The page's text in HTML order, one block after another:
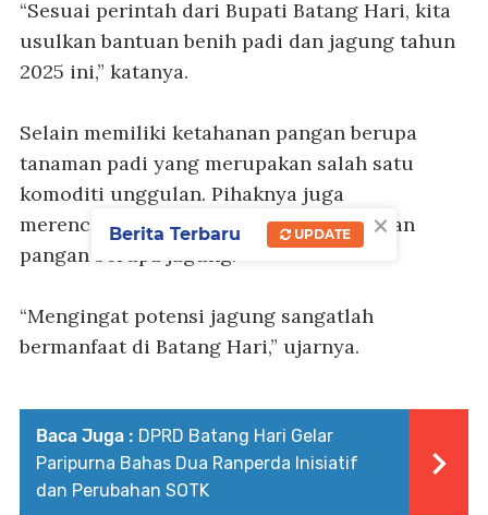
“Sesuai perintah dari Bupati Batang Hari, kita
usulkan bantuan benih padi dan jagung tahun
2025 ini,” katanya.
Selain memiliki ketahanan pangan berupa
tanaman padi yang merupakan salah satu
komoditi unggulan. Pihaknya juga
merencanakan untuk menambah tanaman
pangan berupa jagung.
“Mengingat potensi jagung sangatlah
bermanfaat di Batang Hari,” ujarnya.
Baca Juga : DPRD Batang Hari Gelar
Paripurna Bahas Dua Ranperda Inisiatif
dan Perubahan SOTK
×
Berita Terbaru UPDATE